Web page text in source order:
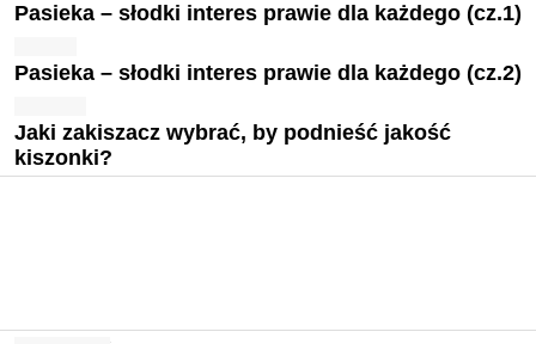
Pasieka – słodki interes prawie dla każdego (cz.1)
Pasieka – słodki interes prawie dla każdego (cz.2)
Jaki zakiszacz wybrać, by podnieść jakość
kiszonki?